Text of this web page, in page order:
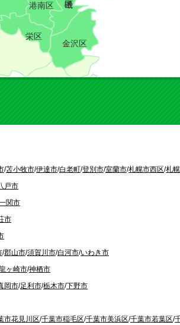
港南区
金沢区
栄区
/苫小牧市/伊達市/白老町/登別市/室蘭市/札幌市西区/札
戸市
関市
市
/郡山市/須賀川市/白河市/いわき市
ヶ崎市/神栖市
岡市/足利市/栃木市/下野市
市花見川区/千葉市稲毛区/千葉市美浜区/千葉市若葉区/